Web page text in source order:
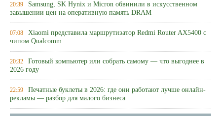
20:39 Samsung, SK Hynix и Micron обвинили в искусственном
завышении цен на оперативную память DRAM
07:08 Xiaomi представила маршрутизатор Redmi Router AX5400 с
чипом Qualcomm
20:32 Готовый компьютер или собрать самому — что выгоднее в
2026 году
22:59 Печатные буклеты в 2026: где они работают лучше онлайн-
рекламы — разбор для малого бизнеса